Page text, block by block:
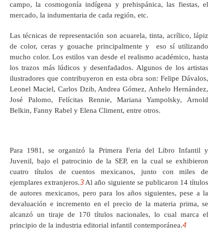
campo, la cosmogonía indígena y prehispánica, las fiestas, el
mercado, la indumentaria de cada región, etc.
Las técnicas de representación son acuarela, tinta, acrílico, lápiz
de color, ceras y gouache principalmente y eso sí utilizando
mucho color. Los estilos van desde el realismo académico, hasta
los trazos más lúdicos y desenfadados. Algunos de los artistas
ilustradores que contribuyeron en esta obra son: Felipe Dávalos,
Leonel Maciel, Carlos Dzib, Andrea Gómez, Anhelo Hernández,
José Palomo, Felícitas Rennie, Mariana Yampolsky, Arnold
Belkin, Fanny Rabel y Elena Climent, entre otros.
Para 1981, se organizó la Primera Feria del Libro Infantil y
Juvenil, bajo el patrocinio de la SEP, en la cual se exhibieron
cuatro títulos de cuentos mexicanos, junto con miles de
ejemplares extranjeros.3Al año siguiente se publicaron 14 títulos
de autores mexicanos, pero para los años siguientes, pese a la
devaluación e incremento en el precio de la materia prima, se
alcanzó un tiraje de 170 títulos nacionales, lo cual marca el
principio de la industria editorial infantil contemporánea.4